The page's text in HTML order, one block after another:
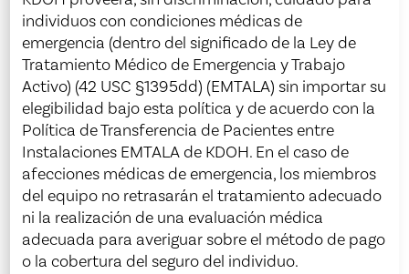
individuos con condiciones médicas de
emergencia (dentro del significado de la Ley de
Tratamiento Médico de Emergencia y Trabajo
Activo) (42 USC §1395dd) (EMTALA) sin importar su
elegibilidad bajo esta política y de acuerdo con la
Política de Transferencia de Pacientes entre
Instalaciones EMTALA de KDOH. En el caso de
afecciones médicas de emergencia, los miembros
del equipo no retrasarán el tratamiento adecuado
ni la realización de una evaluación médica
adecuada para averiguar sobre el método de pago
o la cobertura del seguro del individuo.